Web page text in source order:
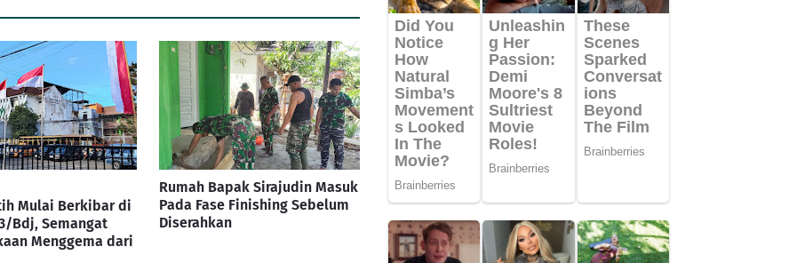
Mulai Berkibar di
Bdj, Semangat
Menggema dari
Rumah Bapak Sirajudin Masuk
Pada Fase Finishing Sebelum
Diserahkan